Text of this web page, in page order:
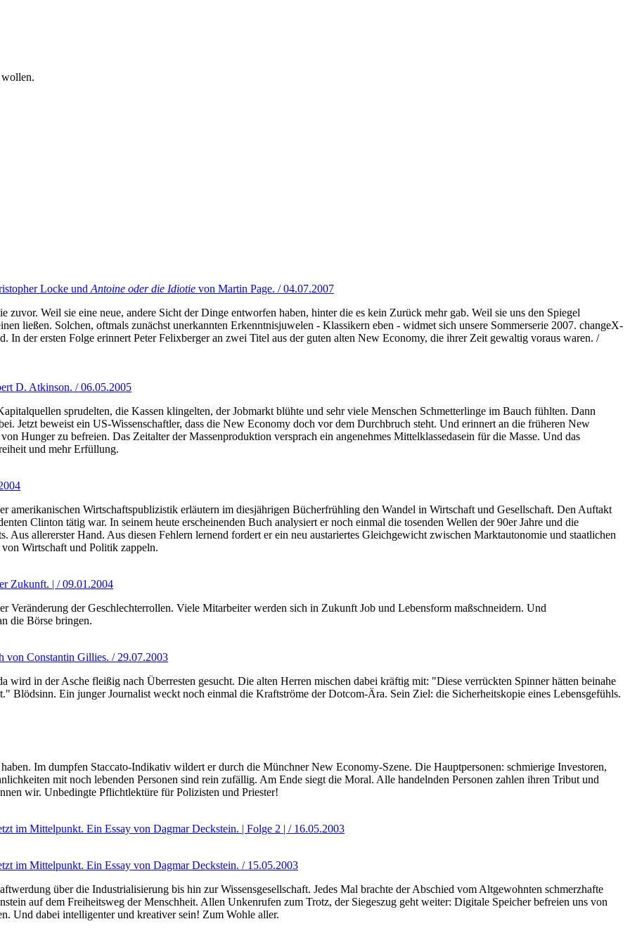
Locke und Antoine oder die Idiotie von Martin Page. / 04.07.2007
Weil sie eine neue, andere Sicht der Dinge entworfen haben, hinter die es kein Zurück mehr gab. Weil sie uns den Spiegel
ließen. Solchen, oftmals zunächst unerkannten Erkenntnisjuwelen - Klassikern eben - widmet sich unsere Sommerserie 2007. changeX-
der ersten Folge erinnert Peter Felixberger an zwei Titel aus der guten alten New Economy, die ihrer Zeit gewaltig voraus waren. /
D. Atkinson. / 06.05.2005
sprudelten, die Kassen klingelten, der Jobmarkt blühte und sehr viele Menschen Schmetterlinge im Bauch fühlten. Dann
Jetzt beweist ein US-Wissenschaftler, dass die New Economy doch vor dem Durchbruch steht. Und erinnert an die früheren New
Hunger zu befreien. Das Zeitalter der Massenproduktion versprach ein angenehmes Mittelklassedasein für die Masse. Und das
und mehr Erfüllung.
amerikanischen Wirtschaftspublizistik erläutern im diesjährigen Bücherfrühling den Wandel in Wirtschaft und Gesellschaft. Den Auftakt
Clinton tätig war. In seinem heute erscheinenden Buch analysiert er noch einmal die tosenden Wellen der 90er Jahre und die
Aus allererster Hand. Aus diesen Fehlern lernend fordert er ein neu austariertes Gleichgewicht zwischen Marktautonomie und staatlichen
Wirtschaft und Politik zappeln.
Zukunft. | / 09.01.2004
der Geschlechterrollen. Viele Mitarbeiter werden sich in Zukunft Job und Lebensform maßschneidern. Und
die Börse bringen.
von Constantin Gillies. / 29.07.2003
in der Asche fleißig nach Überresten gesucht. Die alten Herren mischen dabei kräftig mit: "Diese verrückten Spinner hätten beinahe
Blödsinn. Ein junger Journalist weckt noch einmal die Kraftströme der Dotcom-Ära. Sein Ziel: die Sicherheitskopie eines Lebensgefühls.
Im dumpfen Staccato-Indikativ wildert er durch die Münchner New Economy-Szene. Die Hauptpersonen: schmierige Investoren,
mit noch lebenden Personen sind rein zufällig. Am Ende siegt die Moral. Alle handelnden Personen zahlen ihren Tribut und
wir. Unbedingte Pflichtlektüre für Polizisten und Priester!
im Mittelpunkt. Ein Essay von Dagmar Deckstein. | Folge 2 | / 16.05.2003
im Mittelpunkt. Ein Essay von Dagmar Deckstein. / 15.05.2003
über die Industrialisierung bis hin zur Wissensgesellschaft. Jedes Mal brachte der Abschied vom Altgewohnten schmerzhafte
auf dem Freiheitsweg der Menschheit. Allen Unkenrufen zum Trotz, der Siegeszug geht weiter: Digitale Speicher befreien uns von
Und dabei intelligenter und kreativer sein! Zum Wohle aller.